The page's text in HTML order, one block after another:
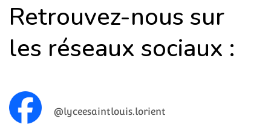
Retrouvez-nous sur
les réseaux sociaux :
@lyceesaintlouis.lorient